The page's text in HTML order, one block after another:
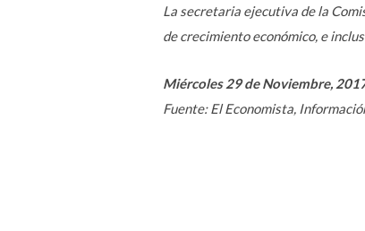
La secretaria ejecutiva de la
de crecimiento económico, e
Miércoles 29 de Noviembre,
Fuente: El Economista,